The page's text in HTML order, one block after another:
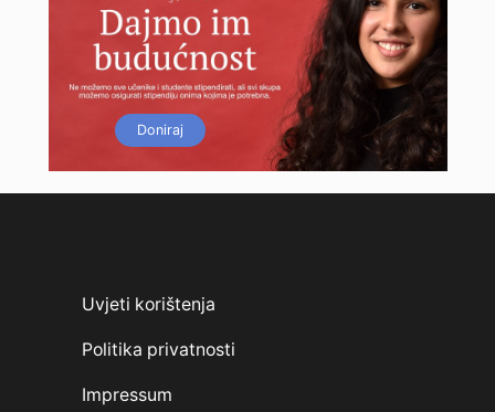
Doniraj
Uvjeti korištenja
Politika privatnosti
Impressum